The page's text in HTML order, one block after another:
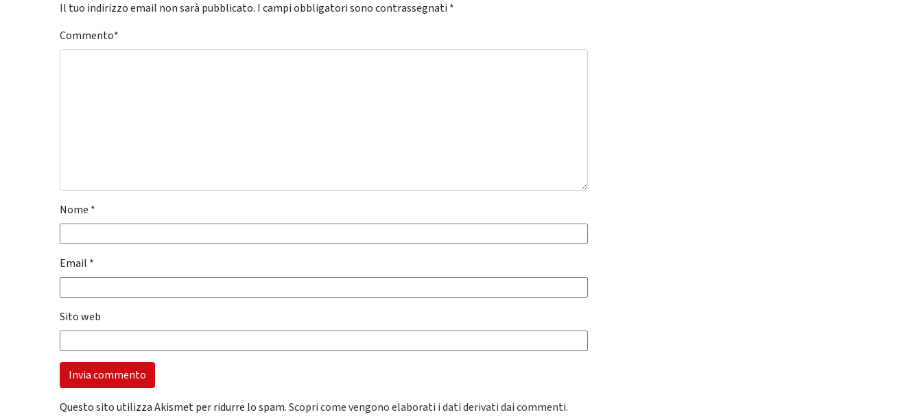
Il tuo indirizzo email non sarà pubblicato. I campi obbligatori sono contrassegnati *
Commento*
Nome *
Email *
Sito web
Questo sito utilizza Akismet per ridurre lo spam.Scopri come vengono elaborati i dati derivati dai commenti.